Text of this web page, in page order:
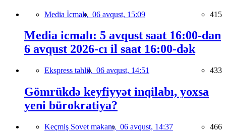
Media İcmalı, 06 avqust, 15:09 415
Media icmalı: 5 avqust saat 16:00-dan
6 avqust 2026-cı il saat 16:00-dək
Ekspress təhlil, 06 avqust, 14:51 433
Gömrükdə keyfiyyət inqilabı, yoxsa
yeni bürokratiya?
Keçmiş Sovet məkanı, 06 avqust, 14:37 466